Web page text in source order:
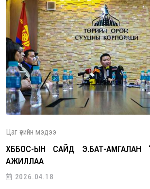
Цаг үеийн мэдээ
ХББОС-ЫН САЙД Э.БАТ-АМГАЛАН
АЖИЛЛАА
2026.04.18